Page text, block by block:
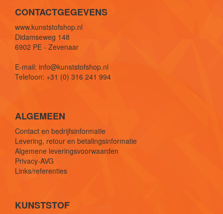
CONTACTGEGEVENS
www.kunststofshop.nl
Didamseweg 148
6902 PE - Zevenaar
E-mail: info@kunststofshop.nl
Telefoon: +31 (0) 316 241 994
ALGEMEEN
Contact en bedrijfsinformatie
Levering, retour en betalingsinformatie
Algemene leveringsvoorwaarden
Privacy-AVG
Links/referenties
KUNSTSTOF